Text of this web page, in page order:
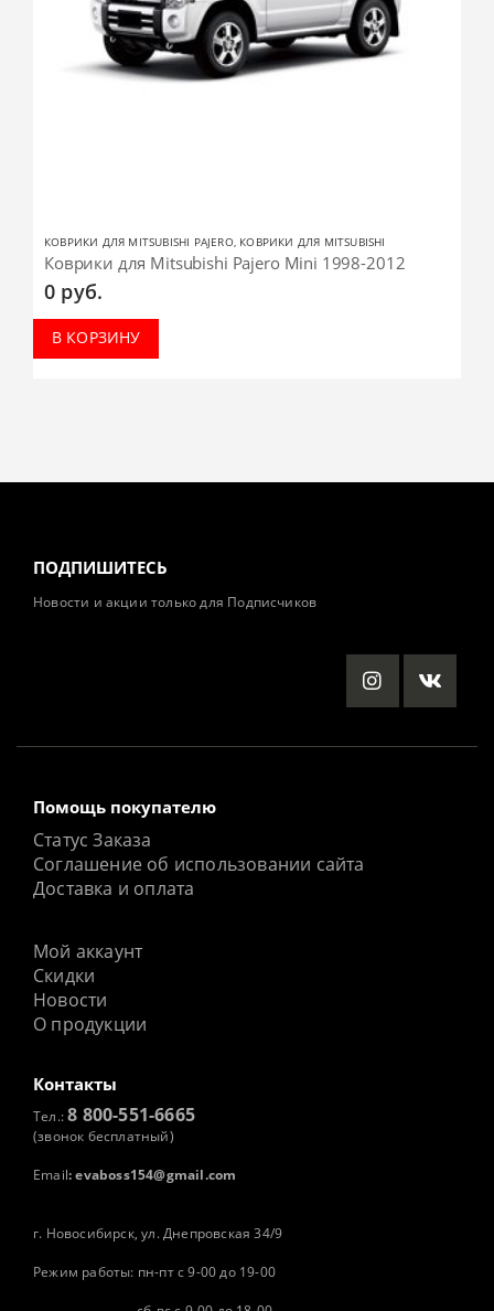
КОВРИКИ ДЛЯ MITSUBISHI PAJERO, КОВРИКИ ДЛЯ MITSUBISHI
Коврики для Mitsubishi Pajero Mini 1998-2012
0 руб.
В КОРЗИНУ
ПОДПИШИТЕСЬ
Новости и акции только для Подписчиков
Помощь покупателю
Статус Заказа
Соглашение об использовании сайта
Доставка и оплата
Мой аккаунт
Скидки
Новости
О продукции
Контакты
Тел.:8 800-551-6665
(звонок бесплатный)
Email: evaboss154@gmail.com
г. Новосибирск, ул. Днепровская 34/9
Режим работы: пн-пт с 9-00 до 19-00